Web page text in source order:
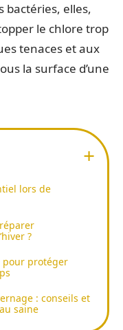
bactéries, elles,
le chlore trop
tenaces et aux
la surface d’une
lors de
?
pour protéger
: conseils et
saine